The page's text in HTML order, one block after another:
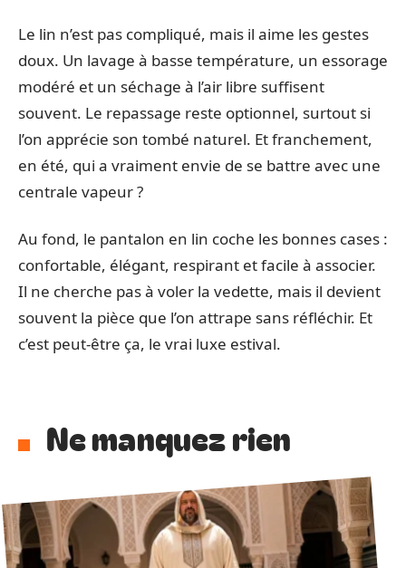
Le lin n’est pas compliqué, mais il aime les gestes
doux. Un lavage à basse température, un essorage
modéré et un séchage à l’air libre suffisent
souvent. Le repassage reste optionnel, surtout si
l’on apprécie son tombé naturel. Et franchement,
en été, qui a vraiment envie de se battre avec une
centrale vapeur ?
Au fond, le pantalon en lin coche les bonnes cases :
confortable, élégant, respirant et facile à associer.
Il ne cherche pas à voler la vedette, mais il devient
souvent la pièce que l’on attrape sans réfléchir. Et
c’est peut-être ça, le vrai luxe estival.
Ne manquez rien